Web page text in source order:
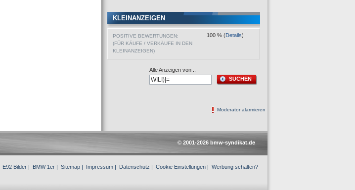
KLEINANZEIGEN
POSITIVE BEWERTUNGEN:
(FÜR KÄUFE / VERKÄUFE IN DEN
KLEINANZEIGEN)
100 % (Details)
Alle Anzeigen von ..
SUCHEN
Moderator alarmieren
© 2001-2026 bmw-syndikat.de
E92 Bilder | BMW 1er | Sitemap | Impressum | Datenschutz | Cookie Einstellungen | Werbung schalten?